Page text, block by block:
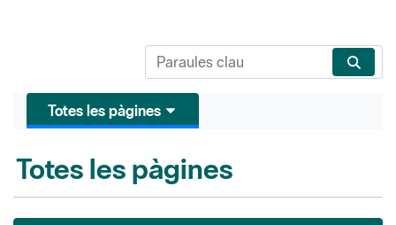
Totes les pàgines
Totes les pàgines